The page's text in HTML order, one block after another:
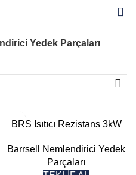
Yedek Parçaları
BRS Isıtıcı Rezistans 3kW
Barrsell Nemlendirici Yedek
Parçaları